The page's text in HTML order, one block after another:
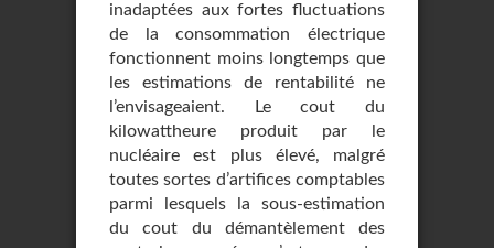
inadaptées aux fortes fluctuations
de la consommation électrique
fonctionnent moins longtemps que
les estimations de rentabilité ne
l’envisageaient. Le cout du
kilowattheure produit par le
nucléaire est plus élevé, malgré
toutes sortes d’artifices comptables
parmi lesquels la sous-estimation
du cout du démantèlement des